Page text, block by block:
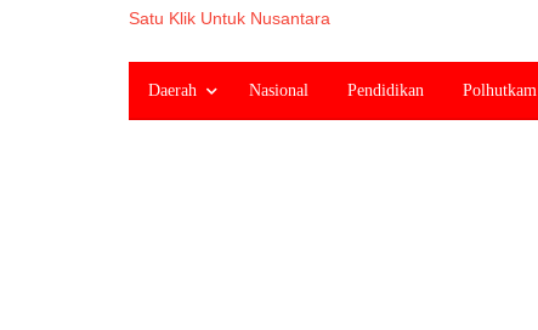
Satu Klik Untuk Nusantara
Daerah Nasional Pendidikan Polhutkam